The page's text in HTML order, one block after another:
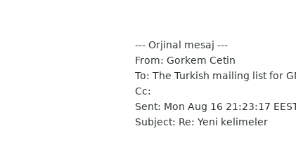
--- Orjinal mesaj ---
From: Gorkem Cetin
To: The Turkish mailing list for
Cc:
Sent: Mon Aug 16 21:23:17
Subject: Re: Yeni kelimeler